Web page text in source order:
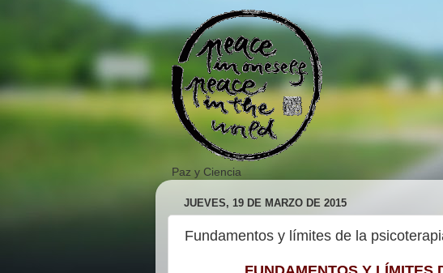
Paz y Ciencia
JUEVES, 19 DE MARZO DE 2015
Fundamentos y límites de la